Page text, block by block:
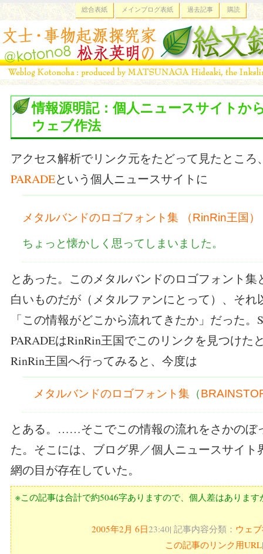
総合表紙 メインブログ表紙 過去記事 購読
情報源明記：個人ニュースサイトか
ウェブ作法
アクセス解析でリンク元をたどって見たところ
PARADEという個人ニュースサイトに
メタルバンドのロゴフォント集
（RinRin王国）
ちょっと懐かしく思ってしまいました。
とあった。このメタルバンドのロゴフォント集
白いものだが（メタルファンにとって）、それ
「この情報がどこから流れてきたか」だった。
PARADEはRinRin王国でこのリンクを見つけた
RinRin王国へ行ってみると、今度は
メタルバンドのロゴフォント集 （
とある。……そこでこの情報の流れをさかのぼ
た。そこには、ブログ界／個人ニュースサイト
網の目が存在していた。
※この記事は合計で約5046字ありますので、個人差はありま
2005年2月 6日23:40| 記事内容分類： ウェ
この記事のリンク用URL